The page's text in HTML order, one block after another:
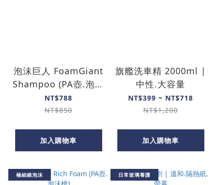
泡沫巨人 Foam­Giant
Shampoo (PA壺.泡沫
槍)
NT$788
NT$850
加入購物車
旗艦洗車精 2000ml |
中性.大容量
NT$399 ~ NT$718
NT$1,200
加入購物車
極細緻泡沫 日常玻璃養護